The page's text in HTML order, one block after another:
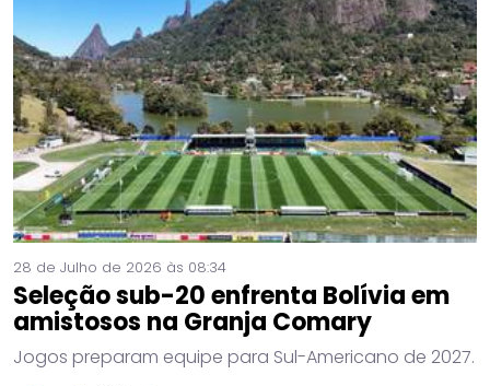
28 de Julho de 2026 às 08:34
Seleção sub-20 enfrenta Bolívia em
amistosos na Granja Comary
Jogos preparam equipe para Sul-Americano de 2027.